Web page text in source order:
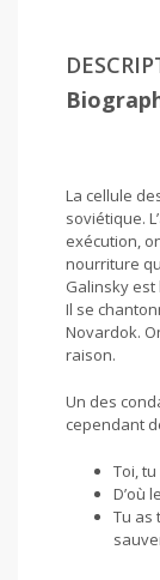
La cellule
soviétique.
exécution,
nourriture
Galinsky
Il se
Novardok.
raison.
Un des
cependant
Toi,
D’où
Tu as